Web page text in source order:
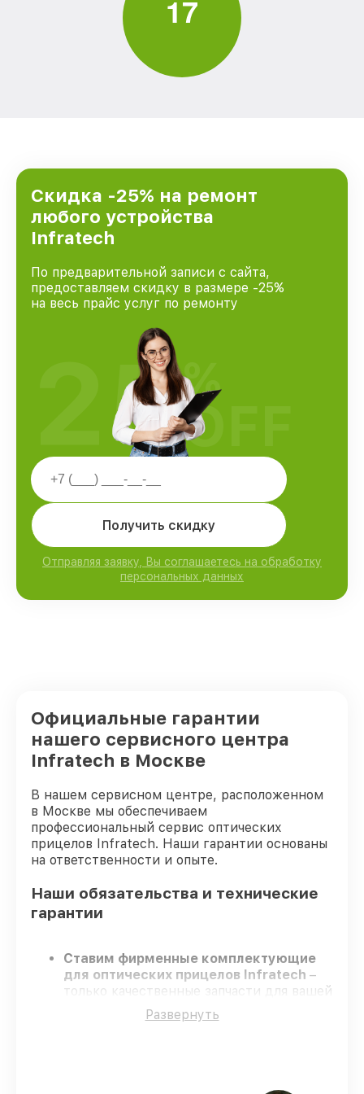
17
Скидка -25% на ремонт
любого устройства
Infratech
По предварительной записи с сайта,
предоставляем скидку в размере -25%
на весь прайс услуг по ремонту
Получить скидку
Отправляя заявку, Вы соглашаетесь на обработку
персональных данных
25%
OFF
Официальные гарантии
нашего сервисного центра
Infratech в Москве
В нашем сервисном центре, расположенном
в Москве мы обеспечиваем
профессиональный сервис оптических
прицелов Infratech. Наши гарантии основаны
на ответственности и опыте.
Наши обязательства и технические
гарантии
Ставим фирменные комплектующие
для оптических прицелов Infratech –
только качественные запчасти для вашей
Сертифицированные мастера
Завершаем работы без задержек
Развернуть